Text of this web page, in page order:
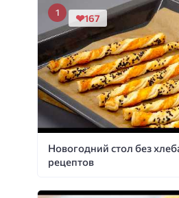
Новогодний стол без
рецептов
167